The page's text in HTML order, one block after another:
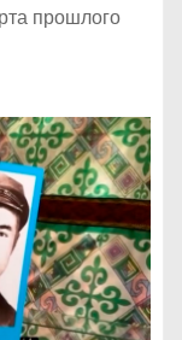
прошлого